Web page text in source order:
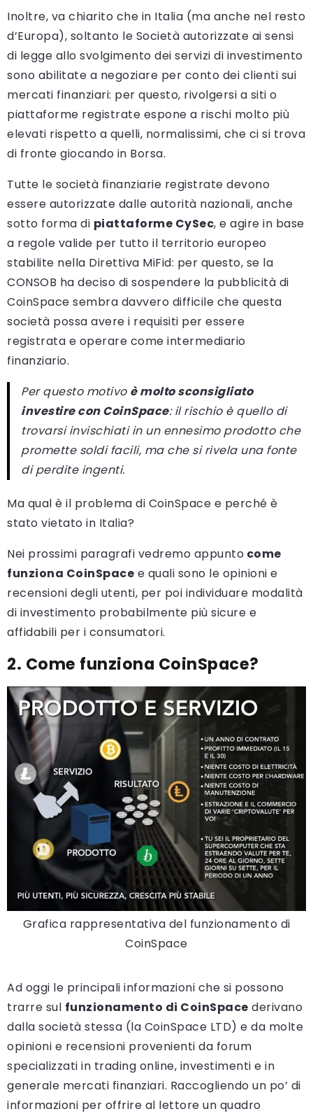
Inoltre, va chiarito che in Italia (ma anche nel resto
d’Europa), soltanto le Società autorizzate ai sensi
di legge allo svolgimento dei servizi di investimento
sono abilitate a negoziare per conto dei clienti sui
mercati finanziari: per questo, rivolgersi a siti o
piattaforme registrate espone a rischi molto più
elevati rispetto a quelli, normalissimi, che ci si trova
di fronte giocando in Borsa.
Tutte le società finanziarie registrate devono
essere autorizzate dalle autorità nazionali, anche
sotto forma di piattaforme CySec, e agire in base
a regole valide per tutto il territorio europeo
stabilite nella Direttiva MiFid: per questo, se la
CONSOB ha deciso di sospendere la pubblicità di
CoinSpace sembra davvero difficile che questa
società possa avere i requisiti per essere
registrata e operare come intermediario
finanziario.
Per questo motivo è molto sconsigliato
investire con CoinSpace: il rischio è quello di
trovarsi invischiati in un ennesimo prodotto che
promette soldi facili, ma che si rivela una fonte
di perdite ingenti.
Ma qual è il problema di CoinSpace e perché è
stato vietato in Italia?
Nei prossimi paragrafi vedremo appunto come
funziona CoinSpace e quali sono le opinioni e
recensioni degli utenti, per poi individuare modalità
di investimento probabilmente più sicure e
affidabili per i consumatori.
2. Come funziona CoinSpace?
Grafica rappresentativa del funzionamento di
CoinSpace
Ad oggi le principali informazioni che si possono
trarre sul funzionamento di CoinSpace derivano
dalla società stessa (la CoinSpace LTD) e da molte
opinioni e recensioni provenienti da forum
specializzati in trading online, investimenti e in
generale mercati finanziari. Raccogliendo un po’ di
informazioni per offrire al lettore un quadro